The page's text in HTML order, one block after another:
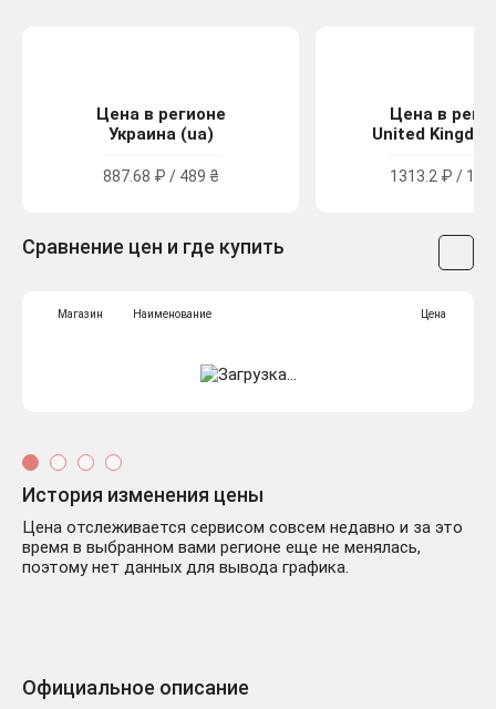
Цена в регионе
Украина (ua)
887.68 ₽ / 489 ₴
Цена в
United
1313.2 ₽ /
Сравнение цен и где купить
Магазин Наименование Цена
История изменения цены
Цена отслеживается сервисом совсем недавно и за это
время в выбранном вами регионе еще не менялась,
поэтому нет данных для вывода графика.
Официальное описание